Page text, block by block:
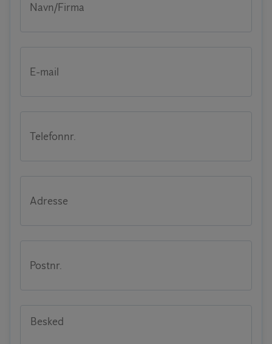
Navn/Firma
E-mail
Telefonnr.
Adresse
Postnr.
Besked